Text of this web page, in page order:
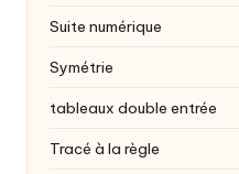
Suite numérique
Symétrie
tableaux double entrée
Tracé à la règle